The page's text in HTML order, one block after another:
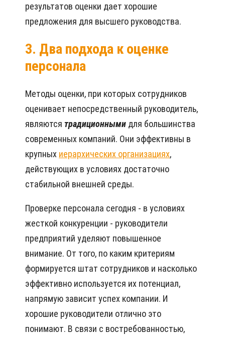
результатов оценки дает хорошие
предложения для высшего руководства.
3. Два подхода к оценке
персонала
Методы оценки, при которых сотрудников
оценивает непосредственный руководитель,
являются традиционными для большинства
современных компаний. Они эффективны в
крупных иерархических организациях,
действующих в условиях достаточно
стабильной внешней среды.
Проверке персонала сегодня - в условиях
жесткой конкуренции - руководители
предприятий уделяют повышенное
внимание. От того, по каким критериям
формируется штат сотрудников и насколько
эффективно используется их потенциал,
напрямую зависит успех компании. И
хорошие руководители отлично это
понимают. В связи с востребованностью,